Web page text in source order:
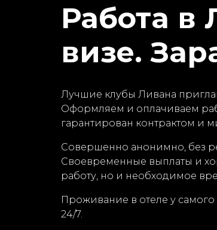
Работа в
визе.
Лучшие клубы Ливана
Оформляем и оплачиваем
гарантирован контрактом и
Совершенно анонимно, без
Своевременные выплаты и
работу, но и необходимое
Проживание в отеле у
24/7.